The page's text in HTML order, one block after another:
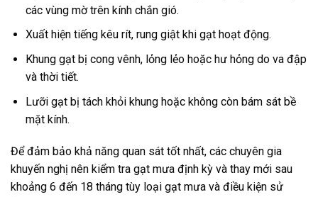
các vùng mờ trên kính chắn gió.
Xuất hiện tiếng kêu rít, rung giật khi gạt hoạt động.
Khung gạt bị cong vênh, lỏng lẻo hoặc hư hỏng do va đập
và thời tiết.
Lưỡi gạt bị tách khỏi khung hoặc không còn bám sát bề
mặt kính.
Để đảm bảo khả năng quan sát tốt nhất, các chuyên gia
khuyến nghị nên kiểm tra gạt mưa định kỳ và thay mới sau
khoảng 6 đến 18 tháng tùy loại gạt mưa và điều kiện sử